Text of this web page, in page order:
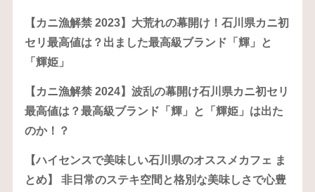
【カニ漁解禁 2023】大荒れの幕開け！石川県カニ初
セリ最高値は？出ました最高級ブランド「輝」と
「輝姫」
【カニ漁解禁 2024】波乱の幕開け石川県カニ初セリ
最高値は？最高級ブランド「輝」と「輝姫」は出た
のか！？
【ハイセンスで美味しい石川県のオススメカフェ ま
とめ】 非日常のステキ空間と格別な美味しさで心豊